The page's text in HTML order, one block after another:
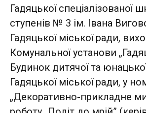
Гадяцької спеціалізованої
ступенів № 3 ім. Івана
Гадяцької міської ради,
Комунальної установи
Будинок дитячої та
Гадяцької міської ради, у
„Декоративно-прикладне